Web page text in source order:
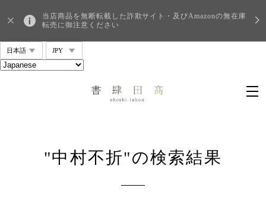
当店商品を無断転載した詐欺サイト・及びAmazonの無在庫
転売に御注意ください
"中村不折"の検索結果